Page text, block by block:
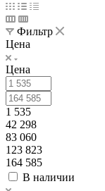
Фильтр
Цена
Цена
1 535
42 298
83 060
123 823
164 585
В наличии